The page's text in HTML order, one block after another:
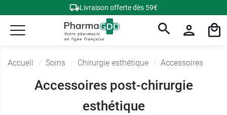
Livraison offerte dès 59€
Accueil Soins Chirurgie esthétique Accessoires
Accessoires post-chirurgie
esthétique